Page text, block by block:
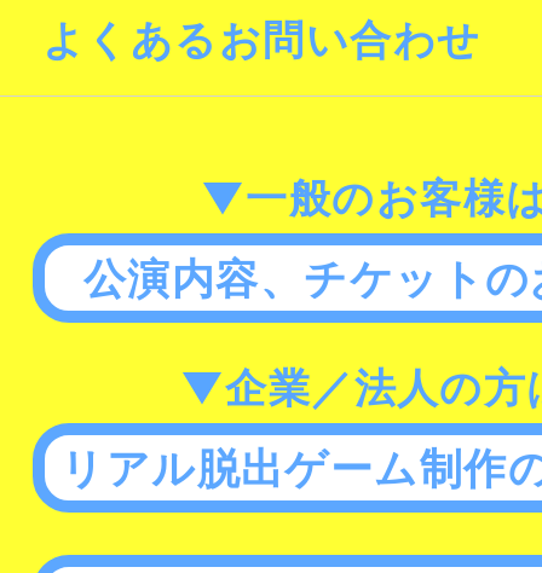
よくあるお問い合わせ
▼一般のお客様
公演内容、チケット
▼企業／法人の方
リアル脱出ゲーム制作